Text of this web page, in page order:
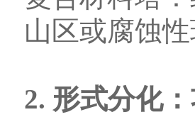
山区或腐蚀
2. 形式分化